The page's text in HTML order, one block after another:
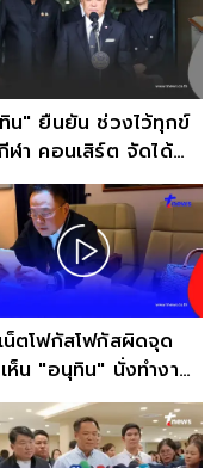
น" ยืนยัน ช่วงไว้ทุกข์
ฬา คอนเสิร์ต จัดได้
กติ
น็ตโฟกัสโฟกัสผิดจุด
ห็น "อนุทิน" นั่งทำงาน
รื่องบิน